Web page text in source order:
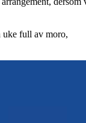
uke full av moro,